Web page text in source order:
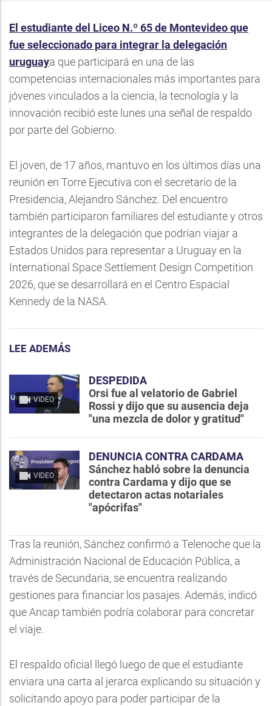
El estudiante del Liceo N.º 65 de Montevideo que
fue seleccionado para integrar la delegación
uruguaya que participará en una de las
competencias internacionales más importantes para
jóvenes vinculados a la ciencia, la tecnología y la
innovación recibió este lunes una señal de respaldo
por parte del Gobierno.
El joven, de 17 años, mantuvo en los últimos días una
reunión en Torre Ejecutiva con el secretario de la
Presidencia, Alejandro Sánchez. Del encuentro
también participaron familiares del estudiante y otros
integrantes de la delegación que podrían viajar a
Estados Unidos para representar a Uruguay en la
International Space Settlement Design Competition
2026, que se desarrollará en el Centro Espacial
Kennedy de la NASA.
LEE ADEMÁS
VIDEO
DESPEDIDA
Orsi fue al velatorio de Gabriel
Rossi y dijo que su ausencia deja
"una mezcla de dolor y gratitud"
VIDEO
DENUNCIA CONTRA CARDAMA
Sánchez habló sobre la denuncia
contra Cardama y dijo que se
detectaron actas notariales
"apócrifas"
Tras la reunión, Sánchez confirmó a Telenoche que la
Administración Nacional de Educación Pública, a
través de Secundaria, se encuentra realizando
gestiones para financiar los pasajes. Además, indicó
que Ancap también podría colaborar para concretar
el viaje.
El respaldo oficial llegó luego de que el estudiante
enviara una carta al jerarca explicando su situación y
solicitando apoyo para poder participar de la